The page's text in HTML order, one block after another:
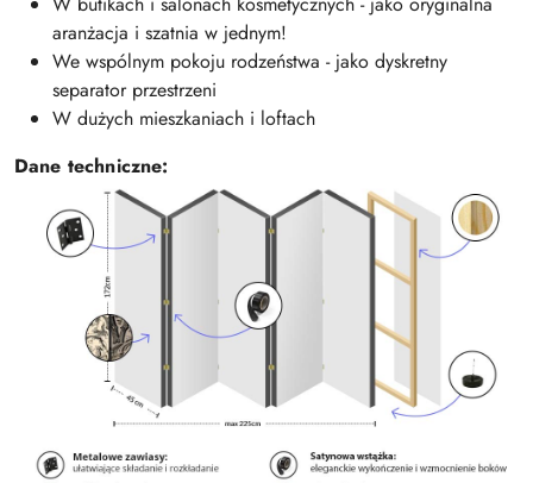
aranżacja i szatnia w jednym!
We wspólnym pokoju rodzeństwa - jako dyskretny
separator przestrzeni
W dużych mieszkaniach i loftach
Dane techniczne: